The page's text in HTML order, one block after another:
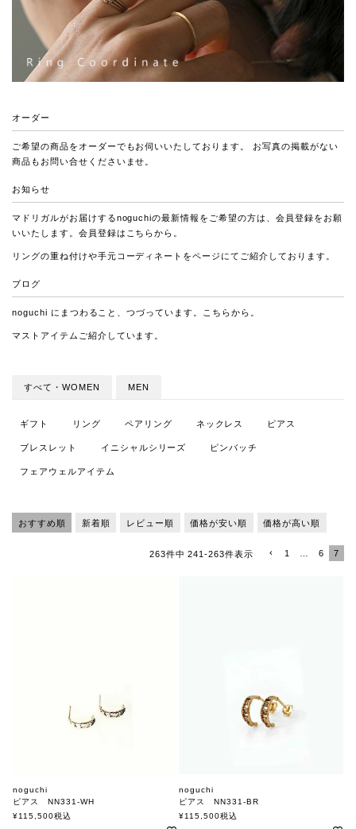
オーダー
ご希望の商品をオーダーでもお伺いいたしております。 お写真の掲載がない
商品もお問い合せくださいませ。
お知らせ
マドリガルがお届けするnoguchiの最新情報をご希望の方は、会員登録をお願
いいたします。会員登録は こちらから。
リングの重ね付けや手元コーディネートをページにてご紹介しております。
ブログ
noguchi にまつわること、つづっています。 こちらから。
マストアイテムご紹介しています。
すべて・WOMEN MEN
ギフト リング ペアリング ネックレス ピアス
ブレスレット イニシャルシリーズ ピンバッチ
フェアウェルアイテム
おすすめ順 新着順 レビュー順 価格が安い順 価格が高い順
263件中 241-263件表示 1 … 6 7
noguchi
ピアス NN331-WH
ノグチ
¥115,500税込
noguchi
ピアス NN331-BR
ノグチ
¥115,500税込